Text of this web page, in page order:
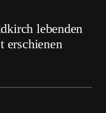
lebenden
erschienen